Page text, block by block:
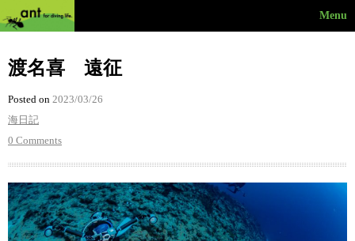
Menu
渡名喜 遠征
Posted on 2023/03/26
海日記
0 Comments